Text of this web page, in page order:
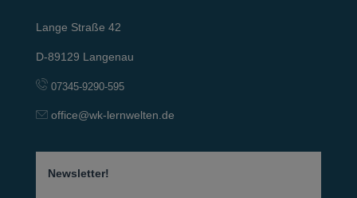
Lange Straße 42
D-89129 Langenau
07345-9290-595
office@wk-lernwelten.de
Newsletter!